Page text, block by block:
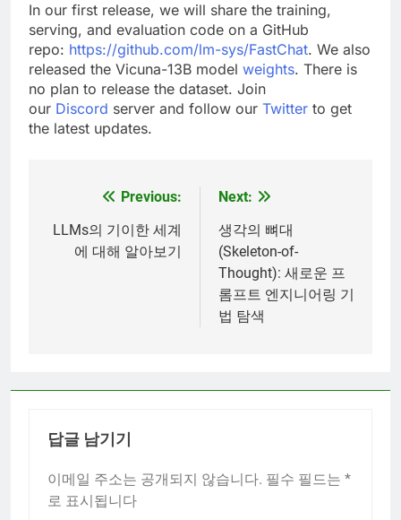
In our first release, we will share the training,
serving, and evaluation code on a GitHub
repo: https://github.com/lm-sys/FastChat. We also
released the Vicuna-13B model weights. There is
no plan to release the dataset. Join
our Discord server and follow our Twitter to get
the latest updates.
탐
Previous:
LLMs의 기이한 세계
에 대해 알아보기
Next:
생각의 뼈대
(Skeleton-of-
Thought): 새로운 프
롬프트 엔지니어링 기
법 탐색
답글 남기기
이메일 주소는 공개되지 않습니다. 필수 필드는 *
로 표시됩니다